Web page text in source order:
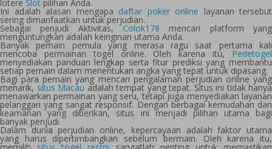
lotere Slot pilihan Anda.
Ini adalah alasan mengapa daftar poker online layanan tersebut
sering dimanfaatkan untuk perjudian.
Sebagai penjudi Aktivitas,Colok178 mencari platform yang
menguntungkan adalah keinginan utama Anda.
Banyak pemain pemula yang merasa ragu saat pertama kali
mencoba permainan togel online. Oleh karena itu, Pedetogel
menyediakan panduan lengkap serta fitur prediksi yang membantu
setiap pemain dalam menentukan angka yang tepat untuk dipasang.
Bagi para pemain yang mencari pengalaman perjudian online yang
menarik, situs Macau adalah tempat yang tepat. Situs ini tidak hanya
menawarkan permainan yang seru, tetapi juga menyediakan layanan
pelanggan yang sangat responsif. Dengan berbagai kemudahan dan
keamanan yang diberikan, situs ini menjadi pilihan utama bagi
banyak penjudi.
Dalam dunia perjudian online, kepercayaan adalah faktor utama
yang harus dipertimbangkan sebelum bermain. Oleh karena itu,